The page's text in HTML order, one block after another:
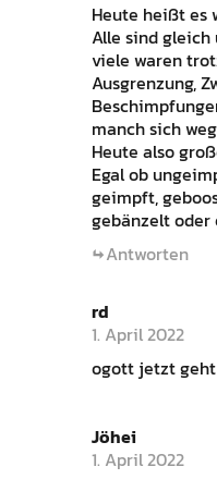
Heute heißt es
Alle sind gleich
viele waren
Ausgrenzung,
manch sich
Heute also
Egal ob
geimpft,
gebänzelt oder
Antworten
rd
1. April 2022
ogott jetzt geht
Jöhei
1. April 2022